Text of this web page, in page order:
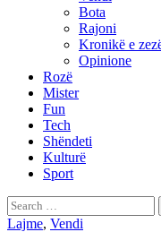
Bota
Rajoni
Kronikë e
Opinione
Rozë
Mister
Fun
Tech
Shëndeti
Kulturë
Sport
Search
for:
Lajme, Vendi